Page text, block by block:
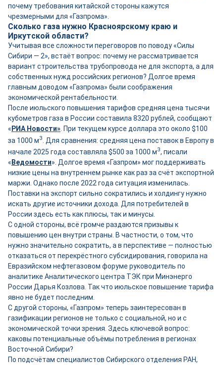
почему требования китайской стороны кажутся
чрезмерными для «Газпрома».
Сколько газа нужно Красноярскому краю и
Иркутской области?
Учитывая все сложности переговоров по поводу «Силы
Сибири — 2», встаёт вопрос: почему не рассматривается
вариант строительства трубопровода не для экспорта, а для
собственных нужд российских регионов? Долгое время
главным доводом «Газпрома» были соображения
экономической рентабельности.
После июльского повышения тарифов средняя цена тысячи
кубометров газа в России составила 8320 рублей, сообщают
« РИА Новости» . При текущем курсе доллара это около $100
за 1000 м3 . Для сравнения: средняя цена поставок в Европу в
начале 2025 года составляла $500 за 1000 м3, писали
« Ведомости». Долгое время «Газпром» мог поддерживать
низкие цены на внутреннем рынке как раз за счёт экспортной
маржи. Однако после 2022 года ситуация изменилась.
Поставки на экспорт сильно сократились и холдингу нужно
искать другие источники дохода. Для потребителей в
России здесь есть как плюсы, так и минусы.
С одной стороны, всё громче раздаются призывы к
повышению цен внутри страны. В частности, о том, что
нужно значительно сократить, а в перспективе — полностью
отказаться от перекрёстного субсидирования, говорила на
Евразийском нефтегазовом форуме руководитель по
аналитике Аналитического центра ТЭК при Минэнерго
России Дарья Козлова. Так что июльское повышение тарифа
явно не будет последним.
С другой стороны, «Газпром» теперь заинтересован в
газификации регионов не только с социальной, но и с
экономической точки зрения. Здесь ключевой вопрос:
каковы потенциальные объёмы потребления в регионах
Восточной Сибири?
По подсчётам специалистов Сибирского отделения РАН,